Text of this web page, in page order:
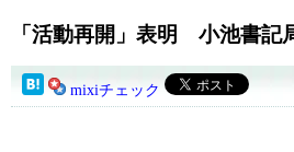
「活動再開」表明 小池書記
mixiチェック